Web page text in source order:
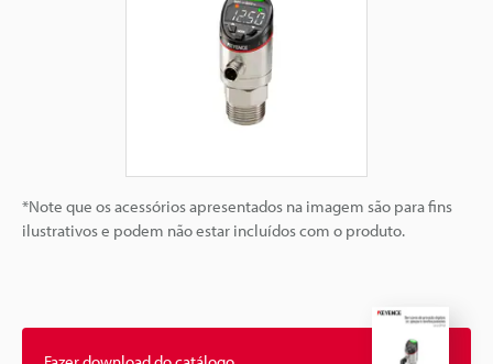
*Note que os acessórios apresentados na imagem são para fins
ilustrativos e podem não estar incluídos com o produto.